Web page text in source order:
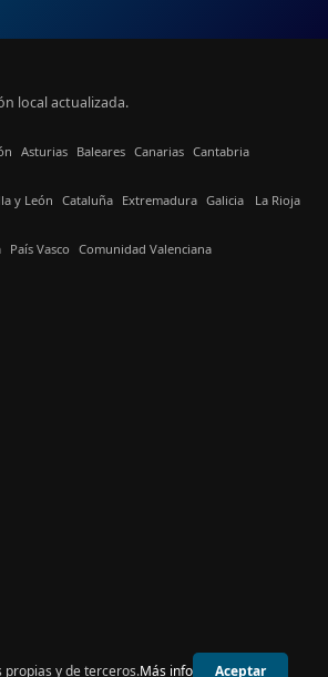
local actualizada.
Asturias Baleares Canarias Cantabria
y León Cataluña Extremadura Galicia La Rioja
País Vasco Comunidad Valenciana
propias y de terceros.Más info Aceptar